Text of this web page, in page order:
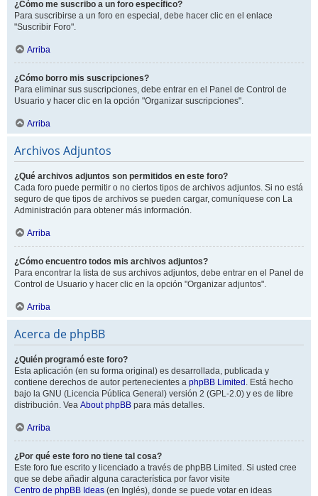
¿Cómo me suscribo a un foro específico?
Para suscribirse a un foro en especial, debe hacer clic en el enlace
"Suscribir Foro".
Arriba
¿Cómo borro mis suscripciones?
Para eliminar sus suscripciones, debe entrar en el Panel de Control de
Usuario y hacer clic en la opción "Organizar suscripciones".
Arriba
Archivos Adjuntos
¿Qué archivos adjuntos son permitidos en este foro?
Cada foro puede permitir o no ciertos tipos de archivos adjuntos. Si no está
seguro de que tipos de archivos se pueden cargar, comuníquese con La
Administración para obtener más información.
Arriba
¿Cómo encuentro todos mis archivos adjuntos?
Para encontrar la lista de sus archivos adjuntos, debe entrar en el Panel de
Control de Usuario y hacer clic en la opción "Organizar adjuntos".
Arriba
Acerca de phpBB
¿Quién programó este foro?
Esta aplicación (en su forma original) es desarrollada, publicada y
contiene derechos de autor pertenecientes a phpBB Limited . Está hecho
bajo la GNU (Licencia Pública General) versión 2 (GPL-2.0) y es de libre
distribución. Vea About phpBB para más detalles.
Arriba
¿Por qué este foro no tiene tal cosa?
Este foro fue escrito y licenciado a través de phpBB Limited. Si usted cree
que se debe añadir alguna característica por favor visite
Centro de phpBB Ideas (en Inglés), donde se puede votar en ideas